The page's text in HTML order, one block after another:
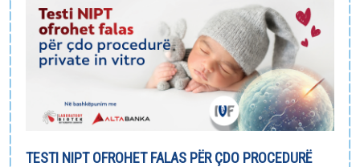
FËMIJA
MJETE
NËNAT RRËFYEN
NËNAT PYETËN
E-bibliotekë
TESTI NIPT OFROHET FALAS PËR ÇDO PROCEDURË